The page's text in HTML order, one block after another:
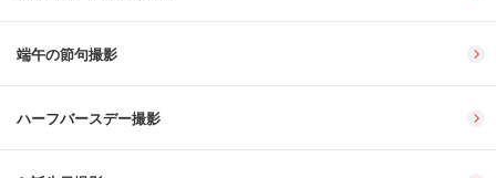
端午の節句撮影
ハーフバースデー撮影